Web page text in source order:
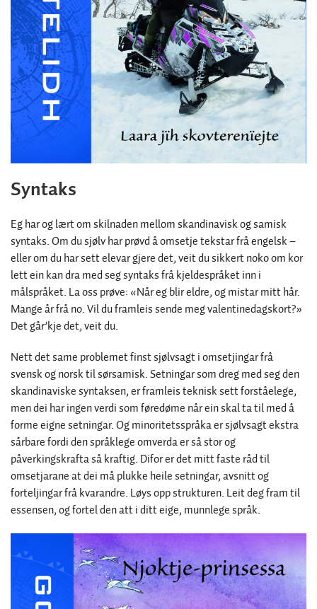
Syntaks
Eg har og lært om skilnaden mellom skandinavisk og samisk
syntaks. Om du sjølv har prøvd å omsetje tekstar frå engelsk –
eller om du har sett elevar gjere det, veit du sikkert noko om kor
lett ein kan dra med seg syntaks frå kjeldespråket inn i
målspråket. La oss prøve: «Når eg blir eldre, og mistar mitt hår.
Mange år frå no. Vil du framleis sende meg valentinedagskort?»
Det går’kje det, veit du.
Nett det same problemet finst sjølvsagt i omsetjingar frå
svensk og norsk til sørsamisk. Setningar som dreg med seg den
skandinaviske syntaksen, er framleis teknisk sett forståelege,
men dei har ingen verdi som føredøme når ein skal ta til med å
forme eigne setningar. Og minoritetsspråka er sjølvsagt ekstra
sårbare fordi den språklege omverda er så stor og
påverkingskrafta så kraftig. Difor er det mitt faste råd til
omsetjarane at dei må plukke heile setningar, avsnitt og
forteljingar frå kvarandre. Løys opp strukturen. Leit deg fram til
essensen, og fortel den att i ditt eige, munnlege språk.